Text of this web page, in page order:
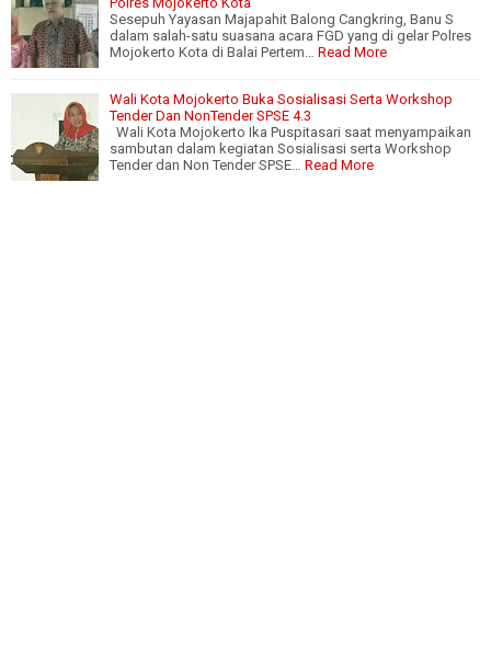
Sesepuh Yayasan Majapahit Balong Cangkring, Banu S
dalam salah-satu suasana acara FGD yang di gelar Polres
Mojokerto Kota di Balai Pertem…
Read More
Wali Kota Mojokerto Buka Sosialisasi Serta Workshop
Tender Dan NonTender SPSE 4.3
Wali Kota Mojokerto Ika Puspitasari saat menyampaikan
sambutan dalam kegiatan Sosialisasi serta Workshop
Tender dan Non Tender SPSE…
Read More